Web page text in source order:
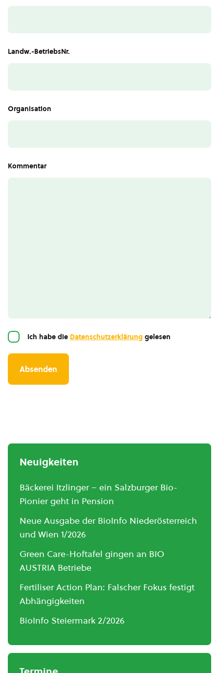
Landw.-BetriebsNr.
Organisation
Kommentar
EinwilligungIch habe die Datenschutzerklärung gelesen
Neuigkeiten
Bäckerei Itzlinger – ein Salzburger Bio-
Pionier geht in Pension
Neue Ausgabe der BioInfo Niederösterreich
und Wien 1/2026
Green Care-Hoftafel gingen an BIO
AUSTRIA Betriebe
Fertiliser Action Plan: Falscher Fokus festigt
Abhängigkeiten
BioInfo Steiermark 2/2026